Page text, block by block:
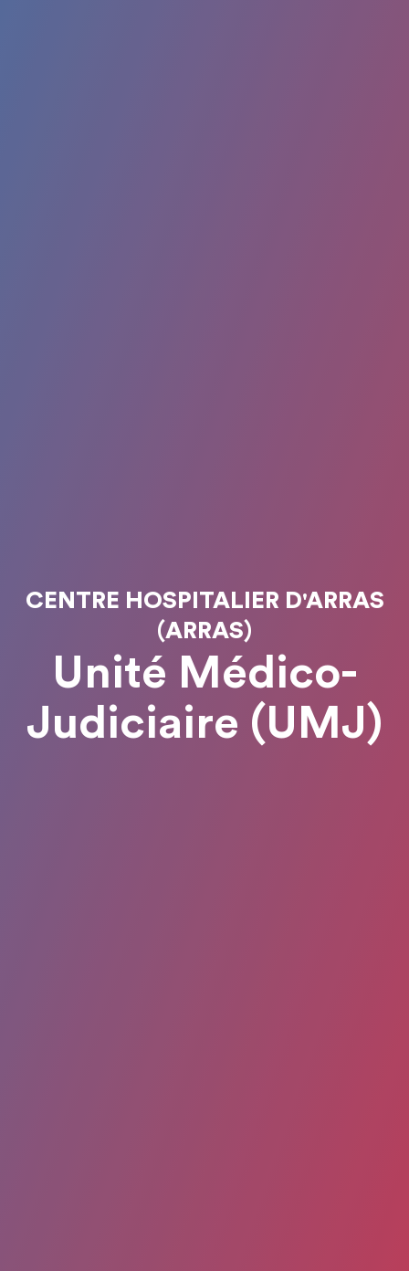
CENTRE HOSPITALIER D'ARRAS
(ARRAS)
Unité Médico-
Judiciaire (UMJ)